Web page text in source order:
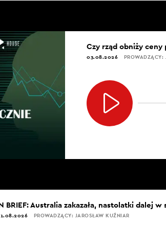
Czy rząd obniży ceny
03.08.2026 PROWADZĄCY:
BRIEF: Australia zakazała, nastolatki dalej w
PROWADZĄCY: JAROSŁAW KUŹNIAR